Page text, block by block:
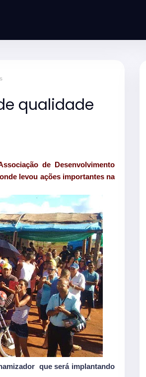
qualidade
de Desenvolvimento
levou ações importantes na
que será implantando